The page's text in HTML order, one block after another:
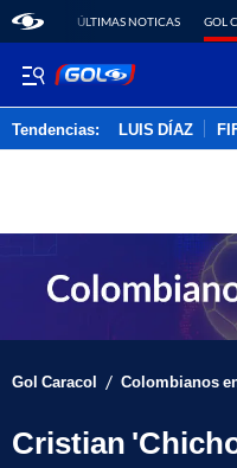
ÚLTIMAS NOTICAS GOL
Tendencias: LUIS DÍAZ
Gol Caracol / Colombianos
Cristian